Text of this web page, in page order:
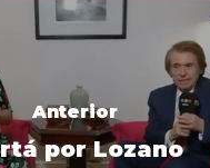
Anterior
por Lozano